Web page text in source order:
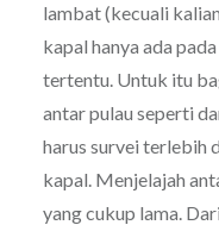
lambat (kecuali
kapal hanya ada
tertentu. Untuk itu
antar pulau seperti
harus survei terlebih
kapal. Menjelajah
yang cukup lama.